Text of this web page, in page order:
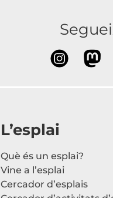
L’esplai
Què és un esplai?
Vine a l’esplai
Cercador d’esplais